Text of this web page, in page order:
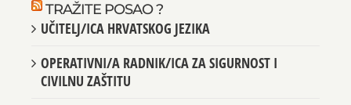
TRAŽITE POSAO ?
UČITELJ/ICA HRVATSKOG JEZIKA
OPERATIVNI/A RADNIK/ICA ZA SIGURNOST I
CIVILNU ZAŠTITU